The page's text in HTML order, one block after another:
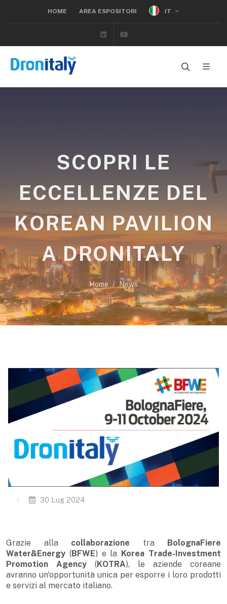
HOME AREA ESPOSITORI IT
Linkedin
SCOPRI LE
ECCELLENZE DEL
KOREAN PAVILION
A DRONITALY
Home News
30 Lug 2024
Grazie alla collaborazione tra BolognaFiere
Water&Energy (BFWE) e la Korea Trade-Investment
Promotion Agency (KOTRA), le aziende coreane
avranno un'opportunità unica per esporre i loro prodotti
e servizi al mercato italiano.